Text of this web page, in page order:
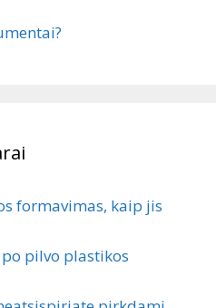
formavimas, kaip jis
pilvo plastikos